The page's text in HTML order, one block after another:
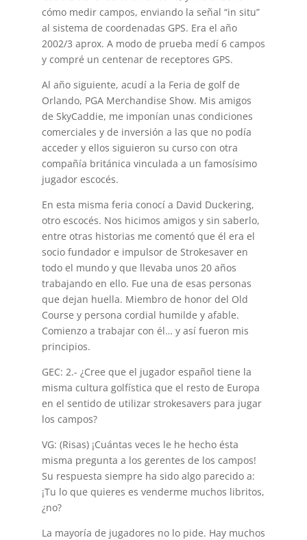
cómo medir campos, enviando la señal “in situ”
al sistema de coordenadas GPS. Era el año
2002/3 aprox. A modo de prueba medí 6 campos
y compré un centenar de receptores GPS.
Al año siguiente, acudí a la Feria de golf de
Orlando, PGA Merchandise Show. Mis amigos
de SkyCaddie, me imponían unas condiciones
comerciales y de inversión a las que no podía
acceder y ellos siguieron su curso con otra
compañía británica vinculada a un famosísimo
jugador escocés.
En esta misma feria conocí a David Duckering,
otro escocés. Nos hicimos amigos y sin saberlo,
entre otras historias me comentó que él era el
socio fundador e impulsor de Strokesaver en
todo el mundo y que llevaba unos 20 años
trabajando en ello. Fue una de esas personas
que dejan huella. Miembro de honor del Old
Course y persona cordial humilde y afable.
Comienzo a trabajar con él… y así fueron mis
principios.
GEC: 2.- ¿Cree que el jugador español tiene la
misma cultura golfística que el resto de Europa
en el sentido de utilizar strokesavers para jugar
los campos?
VG: (Risas) ¡Cuántas veces le he hecho ésta
misma pregunta a los gerentes de los campos!
Su respuesta siempre ha sido algo parecido a:
¡Tu lo que quieres es venderme muchos libritos,
¿no?
La mayoría de jugadores no lo pide. Hay muchos